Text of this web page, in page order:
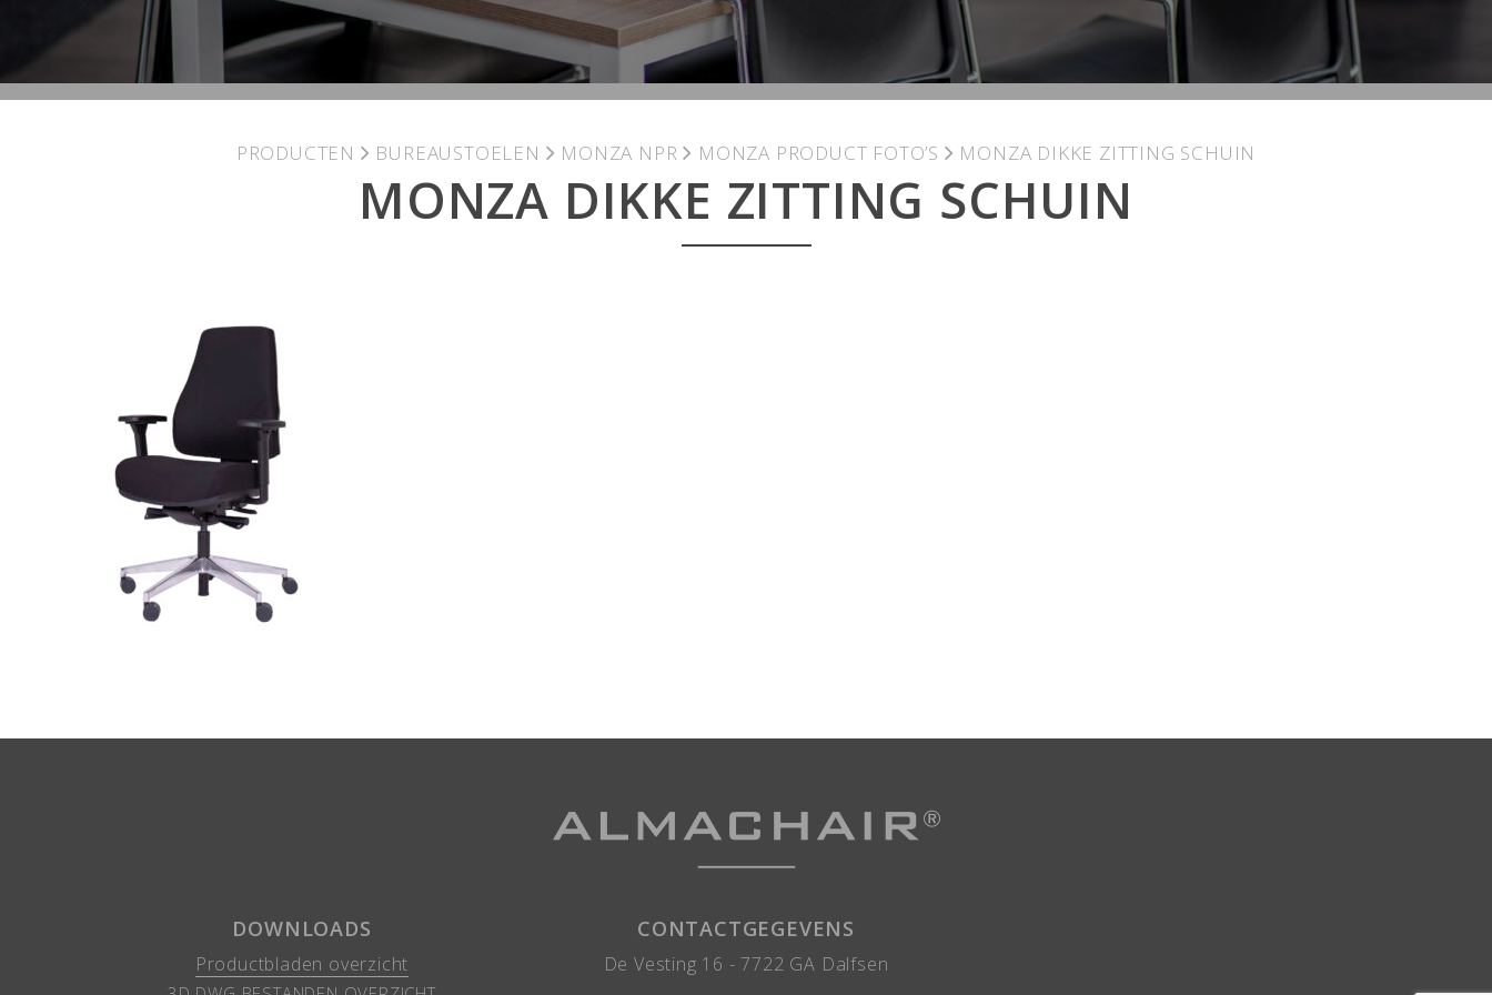
PRODUCTEN BUREAUSTOELEN MONZA NPR MONZA PRODUCT FOTO’S MONZA DIKKE ZITTING SCHUIN
MONZA DIKKE ZITTING SCHUIN
DOWNLOADS
Productbladen overzicht
CONTACTGEGEVENS
De Vesting 16 -7722 GA Dalfsen